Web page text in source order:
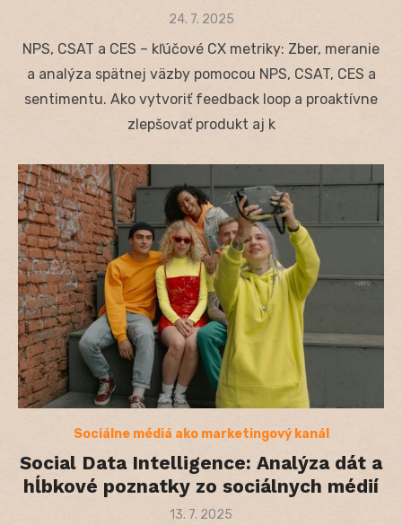
Posted
24. 7. 2025
NPS, CSAT a CES – kľúčové CX metriky: Zber, meranie
a analýza spätnej väzby pomocou NPS, CSAT, CES a
sentimentu. Ako vytvoriť feedback loop a proaktívne
zlepšovať produkt aj k
Sociálne médiá ako marketingový kanál
Social Data Intelligence: Analýza dát a
hĺbkové poznatky zo sociálnych médií
Posted
13. 7. 2025